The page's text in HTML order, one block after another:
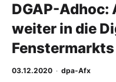
Finanz-Check
DGAP-
weiter in die
03.12.2020 · dpa-Afx